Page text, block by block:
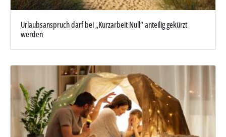
Urlaubsanspruch darf bei „Kurzarbeit Null“ anteilig gekürzt
werden